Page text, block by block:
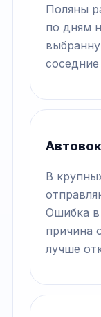
Поляны
по дням
В
Ошибка в
причина
лучше